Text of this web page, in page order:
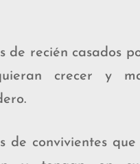
de recién casados
crecer y
de convivientes